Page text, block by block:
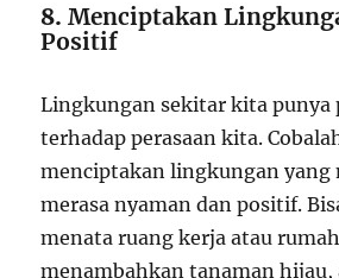
8.Menciptakan
Positif
Lingkungan sekitar kita punya
terhadap perasaan kita.
menciptakan lingkungan yang
merasa nyaman dan positif.
menata ruang kerja atau
menambahkan tanaman hijau,